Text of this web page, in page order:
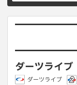
ダーツライブ
ダーツライブ